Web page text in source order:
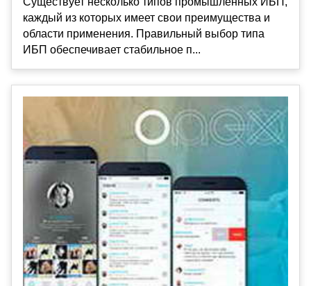
каждый из которых имеет свои преимущества и
области применения. Правильный выбор типа
ИБП обеспечивает стабильное п...